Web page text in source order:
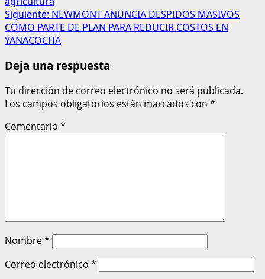
Siguiente: NEWMONT ANUNCIA DESPIDOS MASIVOS
COMO PARTE DE PLAN PARA REDUCIR COSTOS EN
YANACOCHA
Deja una respuesta
Tu dirección de correo electrónico no será publicada.
Los campos obligatorios están marcados con *
Comentario *
Nombre*
Correo electrónico *